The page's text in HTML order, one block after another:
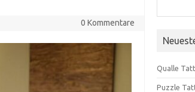
0 Kommentare
Qualle
Puzzle